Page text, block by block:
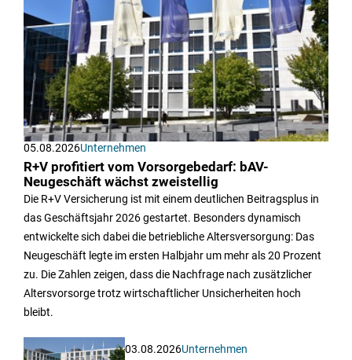
05.08.2026Unternehmen
R+V profitiert vom Vorsorgebedarf: bAV-
Neugeschäft wächst zweistellig
Die R+V Versicherung ist mit einem deutlichen Beitragsplus in
das Geschäftsjahr 2026 gestartet. Besonders dynamisch
entwickelte sich dabei die betriebliche Altersversorgung: Das
Neugeschäft legte im ersten Halbjahr um mehr als 20 Prozent
zu. Die Zahlen zeigen, dass die Nachfrage nach zusätzlicher
Altersvorsorge trotz wirtschaftlicher Unsicherheiten hoch
bleibt.
03.08.2026Unternehmen